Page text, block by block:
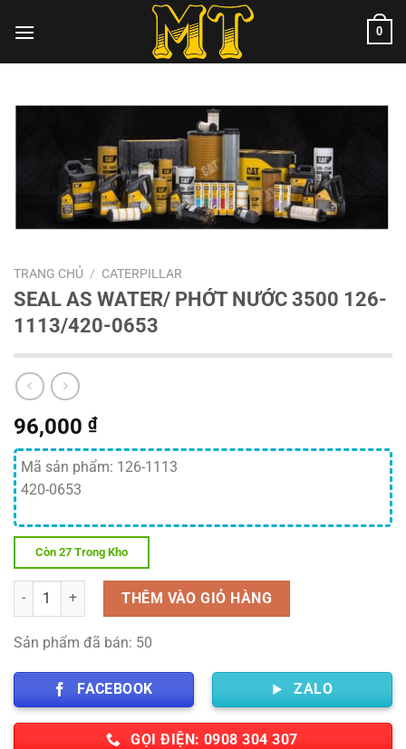
đến
0
TRANG CHỦ / CATERPILLAR
SEAL AS WATER/ PHỚT NƯỚC 3500 126-
1113/420-0653
96,000 ₫
Mã sản phẩm: 126-1113
420-0653
Còn 27 Trong Kho
Số lượng THÊM VÀO GIỎ HÀNG
Sản phẩm đã bán: 50
FACEBOOK ZALO
GỌI ĐIỆN: 0908 304 307